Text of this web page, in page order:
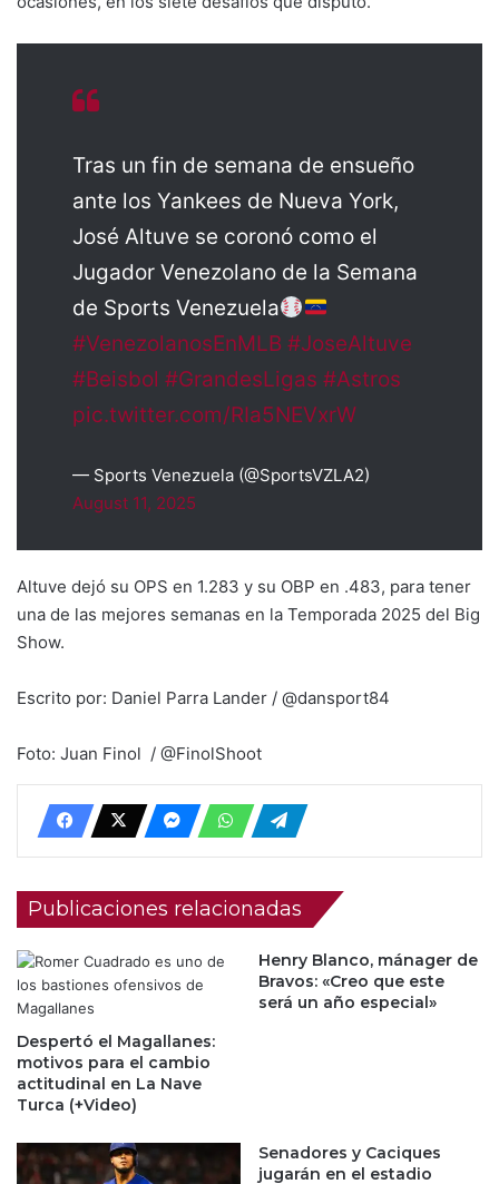
Tras un fin de semana de ensueño
ante los Yankees de Nueva York,
José Altuve se coronó como el
Jugador Venezolano de la Semana
de Sports Venezuela
#VenezolanosEnMLB #JoseAltuve
#Beisbol #GrandesLigas #Astros
pic.twitter.com/RIa5NEVxrW
— Sports Venezuela (@SportsVZLA2)
August 11, 2025
Altuve dejó su OPS en 1.283 y su OBP en .483, para tener
una de las mejores semanas en la Temporada 2025 del Big
Show.
Escrito por: Daniel Parra Lander / @dansport84
Foto: Juan Finol / @FinolShoot
Publicaciones relacionadas
Despertó el Magallanes:
motivos para el cambio
actitudinal en La Nave
Turca (+Video)
Henry Blanco, mánager de
Bravos: «Creo que este
será un año especial»
Senadores y Caciques
jugarán en el estadio